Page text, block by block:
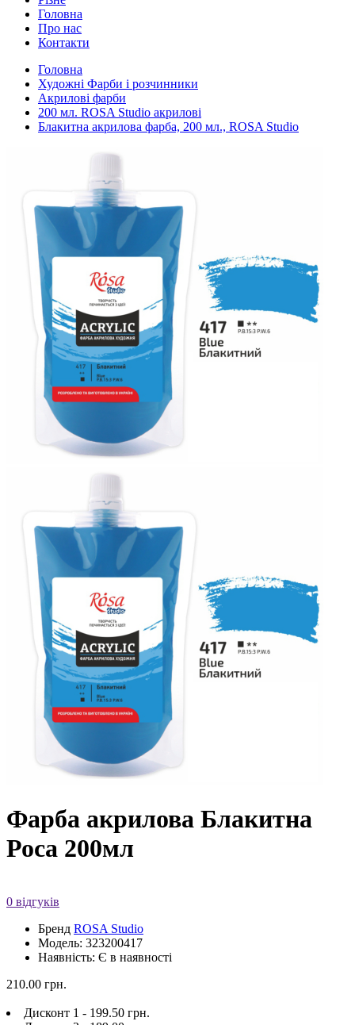
Головна
Про нас
Контакти
Головна
Художні Фарби і розчинники
Акрилові фарби
200 мл. ROSA Studio акрилові
Блакитна акрилова фарба, 200 мл., ROSA Studio
Фарба акрилова Блакитна
Роса 200мл
0 відгуків
Бренд ROSA Studio
Модель: 323200417
Наявність: Є в наявності
210.00 грн.
Дисконт 1 - 199.50 грн.